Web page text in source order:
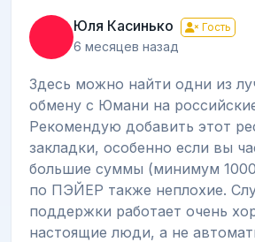
Юля Касинько Гость
6 месяцев назад
Здесь можно найти одни из
обмену с Юмани на
Рекомендую добавить этот
закладки, особенно если вы
большие суммы (минимум
по ПЭЙЕР также неплохие.
поддержки работает очень
настоящие люди, а не